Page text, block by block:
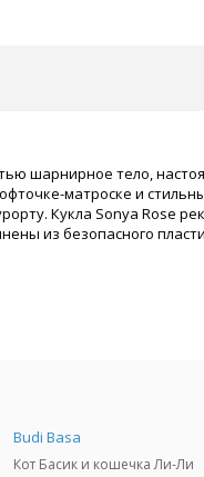
шарнирное тело,
матроске и
Кукла Sonya Rose
из безопасного
Budi Basa
Кот Басик и кошечка Ли-Ли